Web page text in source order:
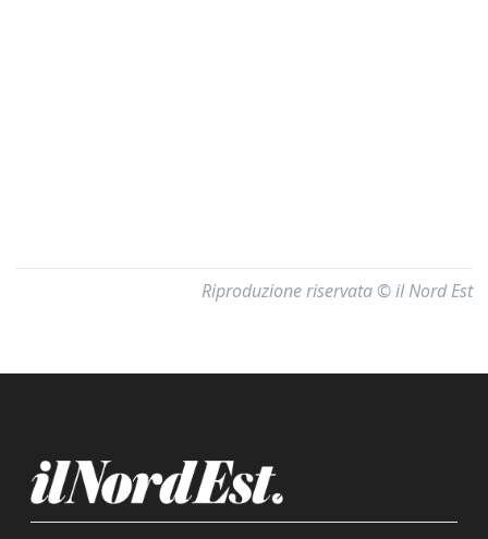
Riproduzione riservata © il Nord Est